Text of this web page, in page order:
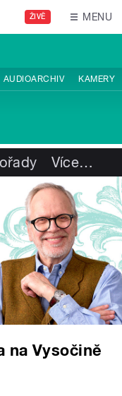
ŽIVĚ MENU
AUDIOARCHIV KAMERY
Více…
na Vysočině